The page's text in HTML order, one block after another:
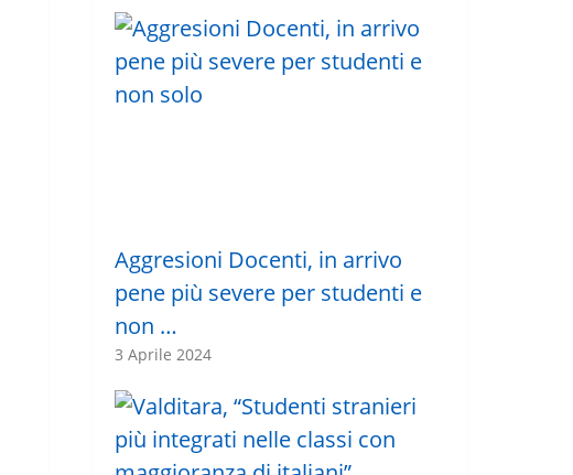
Aggresioni Docenti, in arrivo
pene più severe per studenti e
non …
3 Aprile 2024